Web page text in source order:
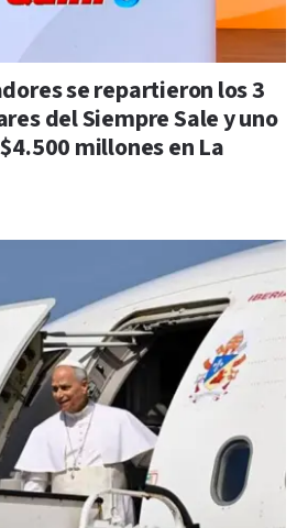
se repartieron los 3
del Siempre Sale y uno
millones en La